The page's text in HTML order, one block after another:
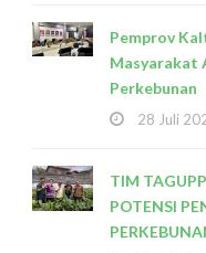
Pemprov
Masyarakat
Perkebunan
28 Juli
TIM
POTENSI